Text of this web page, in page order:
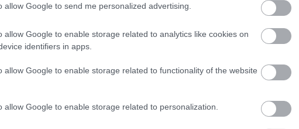
allow Google to send me personalized advertising.
allow Google to enable storage related to analytics like cookies on
identifiers in apps.
allow Google to enable storage related to functionality of the website
allow Google to enable storage related to personalization.